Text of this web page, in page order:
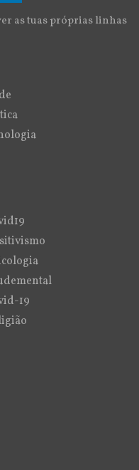
as tuas próprias linhas
19